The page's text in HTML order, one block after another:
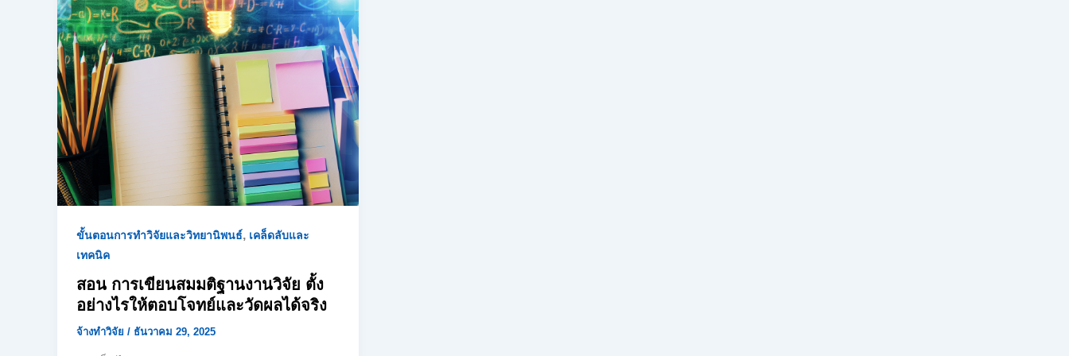
ขั้นตอนการทำวิจัยและวิทยานิพนธ์, เคล็ดลับและ
เทคนิค
สอน การเขียนสมมติฐานงานวิจัย ตั้ง
อย่างไรให้ตอบโจทย์และวัดผลได้จริง
จ้างทำวิจัย / ธันวาคม 29, 2025